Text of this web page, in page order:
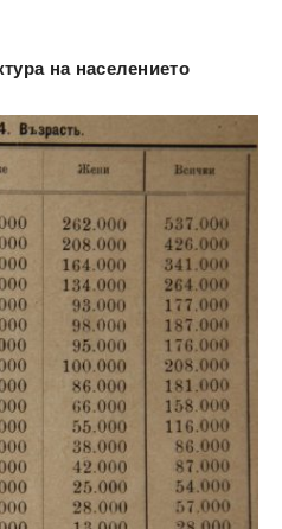
на населението